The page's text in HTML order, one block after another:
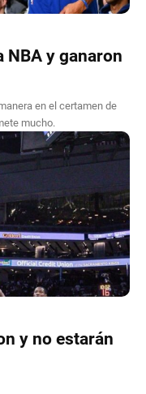
NBA y ganaron
en el certamen de
mucho.
y no estarán